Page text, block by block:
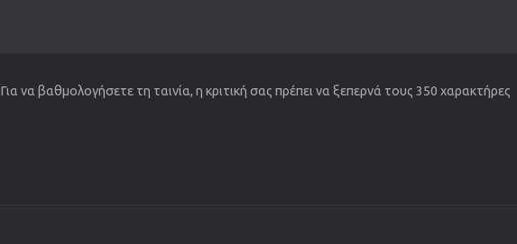
Για να βαθμολογήσετε τη ταινία, η κριτική σας πρέπει να ξεπερνά τους 350 χαρακτήρες